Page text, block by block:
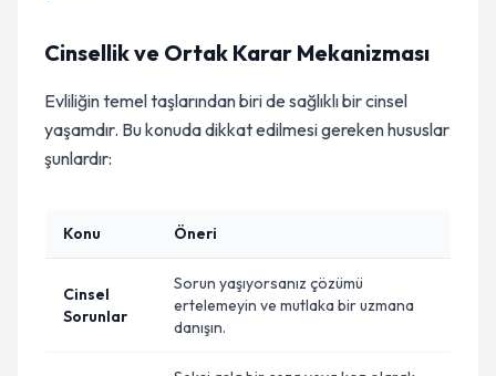
Cinsellik ve Ortak Karar Mekanizması
Evliliğin temel taşlarından biri de sağlıklı bir cinsel
yaşamdır. Bu konuda dikkat edilmesi gereken hususlar
şunlardır:
Konu Öneri
Cinsel
Sorunlar
Sorun yaşıyorsanız çözümü
ertelemeyin ve mutlaka bir uzmana
danışın.